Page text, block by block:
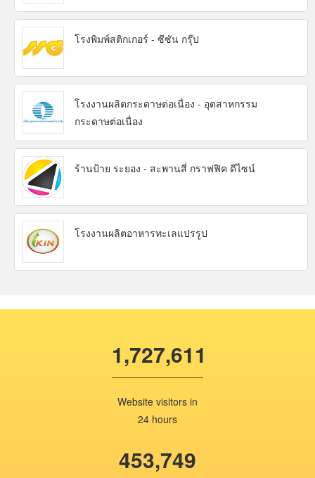
โรงพิมพ์สติกเกอร์ - ซีซัน กรุ๊ป
โรงงานผลิตกระดาษต่อเนื่อง - อุตสาหกรรม
กระดาษต่อเนื่อง
ร้านป้าย ระยอง - สะพานสี่ กราฟฟิค ดีไซน์
โรงงานผลิตอาหารทะเลแปรรูป
1,727,611
Website visitors in
24 hours
453,749